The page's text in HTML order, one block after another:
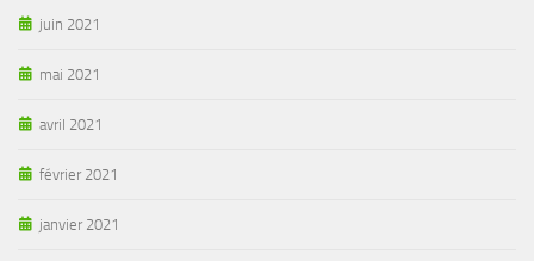
juin 2021
mai 2021
avril 2021
février 2021
janvier 2021